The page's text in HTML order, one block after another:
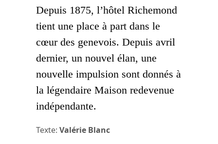
Depuis 1875, l’hôtel Richemond
tient une place à part dans le
cœur des genevois. Depuis avril
dernier, un nouvel élan, une
nouvelle impulsion sont donnés à
la légendaire Maison redevenue
indépendante.
Texte: Valérie Blanc